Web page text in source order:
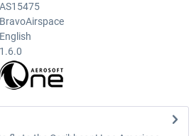
AS15475
BravoAirspace
English
1.6.0